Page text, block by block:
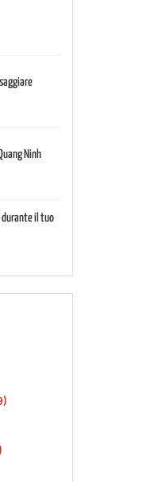
Ninh
durante il tuo